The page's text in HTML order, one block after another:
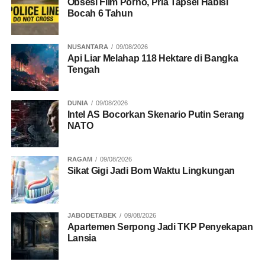
masyarakat,” ujarnya.
Kabupaten Karo, Sudarmin Bangun, menyampaikan
apresiasi atas kunjungan Wamentan. Ia mengatakan
berbagai kebijakan pemerintah melalui Kementerian
BACA JUGA Gunung Sinabung Erupsi, Warga
Diminta Waspada
“Kami para petani mengucapkan banyak terima kasih,
Pak. Sekarang harga gabah kami sudah mulai dari
pupuk juga sudah turun,” ujar Sudarmin.
Ia juga berharap pemerintah memberi perhatian terhadap
pembangunan Jalan Usaha Tani sebagai akses penting
Obsesi Film Porno, Pria Tapsel Habisi
Bocah 6 Tahun
NUSANTARA 09/08/2026
Api Liar Melahap 118 Hektare di Bangka
Tengah
DUNIA 09/08/2026
Intel AS Bocorkan Skenario Putin Serang
NATO
RAGAM 09/08/2026
Sikat Gigi Jadi Bom Waktu Lingkungan
JABODETABEK 09/08/2026
Apartemen Serpong Jadi TKP Penyekapan
Lansia